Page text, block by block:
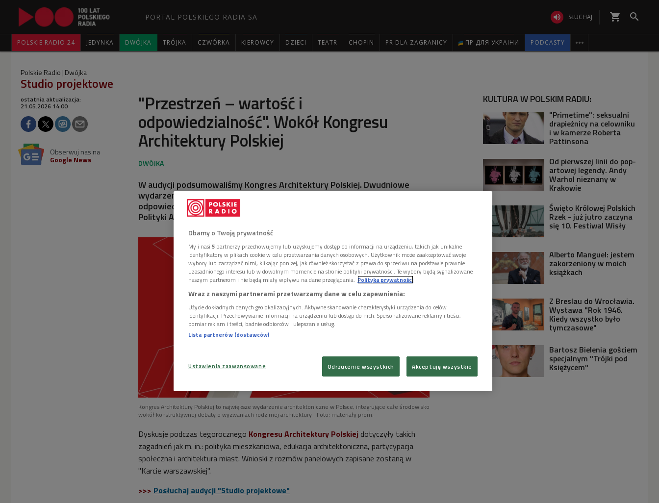
PORTAL POLSKIEGO RADIA SA  SŁUCHAJ shopping_cart 
POLSKIE RADIO 24 JEDYNKA DWÓJKA TRÓJKA CZWÓRKA KIEROWCY DZIECI TEATR CHOPIN PR DLA ZAGRANICY ПР ДЛЯ УКРАЇНИ PODCASTY 
Polskie Radio Dwójka
Studio projektowe
"Przestrzeń – wartość i
odpowiedzialność". Wokół Kongresu
Architektury Polskiej
ostatnia aktualizacja:
21.05.2026 14:00
Obserwuj nas na
Google News
W audycji podsumowaliśmy Kongres Architektury Polskiej. Dwudniowe
wydarzenie odbywało się pod hasłem: "Przestrzeń – wartość i
odpowiedzialność" i miało na celu m.in. wypracowanie założeń do Polskiej
Polityki Architektonicznej, nad którą obecnie pracuje rząd.
Kongres Architektury Polskiej to największe wydarzenie architektoniczne w Polsce, integrujące całe środowisko
wokół konstruktywnej debaty o wyzwaniach rodzimej architektury Foto: materiały prom.
Dyskusje podczas tegorocznego Kongresu Architektury Polskiej dotyczyły takich
zagadnień jak m. in.: polityka mieszkaniowa, edukacja architektoniczna, partycypacja
społeczna i architektura miast. Wnioski z rozmów panelowych zapisane zostaną w
"Karcie warszawskiej".
>>> Posłuchaj audycji "Studio projektowe"
KULTURA W POLSKIM RADIU:
"Primetime": seksualni
drapieżnicy na celowniku
i w kamerze Roberta
Pattinsona
Od pierwszej linii do pop-
artowej legendy. Andy
Warhol nieznany w
Krakowie
Święto Królowej Polskich
Rzek - już jutro zaczyna
się 10. Festiwal Wisły
Alberto Manguel: jestem
zakorzeniony w moich
książkach
Z Breslau do Wrocławia.
Wystawa "Rok 1946.
Kiedy wszystko było
tymczasowe"
Bartosz Bielenia gościem
specjalnym "Trójki pod
Księżycem"
Dbamy o Twoją prywatność
My i nasi 5 partnerzy przechowujemy lub uzyskujemy dostęp do informacji na urządzeniu, takich jak unikalne
identyfikatory w plikach cookie w celu przetwarzania danych osobowych. Użytkownik może zaakceptować swoje
wybory lub zarządzać nimi, klikając poniżej, jak również skorzystać z prawa do sprzeciwu na podstawie prawnie
uzasadnionego interesu lub w dowolnym momencie na stronie polityki prywatności. Te wybory będą sygnalizowane
naszym partnerom i nie będą miały wpływu na dane przeglądania. Polityka prywatności
Wraz z naszymi partnerami przetwarzamy dane w celu zapewnienia:
Użycie dokładnych danych geolokalizacyjnych. Aktywne skanowanie charakterystyki urządzenia do celów
identyfikacji. Przechowywanie informacji na urządzeniu lub dostęp do nich. Spersonalizowane reklamy i treści,
pomiar reklam i treści, badnie odbiorców i ulepszanie usług.
Lista partnerów (dostawców)
Ustawienia zaawansowane Odrzucenie wszystkich Akceptuję wszystkie